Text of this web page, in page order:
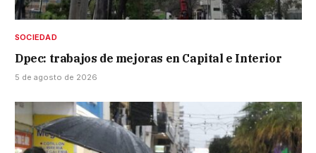
SOCIEDAD
Dpec: trabajos de mejoras en Capital e Interior
5 de agosto de 2026